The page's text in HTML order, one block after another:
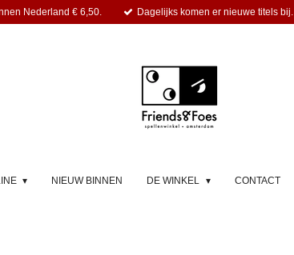
Nederland € 6,50. Dagelijks komen er nieuwe titels bij.
NIEUW BINNEN DE WINKEL CONTACT